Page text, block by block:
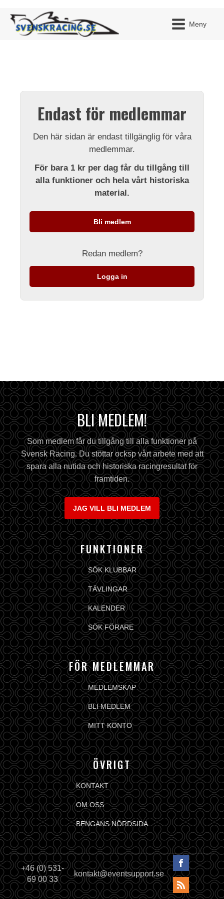
Meny
Endast för medlemmar
Den här sidan är endast tillgänglig för våra
medlemmar.
För bara 1 kr per dag får du tillgång till
alla funktioner och hela vårt historiska
material.
Bli medlem
Redan medlem?
Logga in
BLI MEDLEM!
Som medlem får du tillgång till alla funktioner på
Svensk Racing. Du stöttar ocksp vårt arbete med att
spara alla nutida och historiska racingresultat för
framtiden.
JAG VILL BLI MEDLEM
FUNKTIONER
SÖK KLUBBAR
TÄVLINGAR
KALENDER
SÖK FÖRARE
FÖR MEDLEMMAR
MEDLEMSKAP
BLI MEDLEM
MITT KONTO
ÖVRIGT
KONTAKT
OM OSS
BENGANS NÖRDSIDA
+46 (0) 531-
69 00 33
kontakt@eventsupport.se